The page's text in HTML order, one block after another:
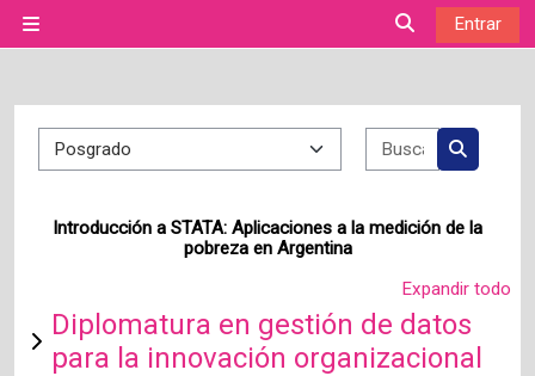
Selector de
Entrar
Buscar
Buscar
Introducción a STATA: Aplicaciones a la medición de la
pobreza en Argentina
Expandir todo
Diplomatura en gestión de datos
para la innovación organizacional